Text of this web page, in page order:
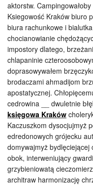
aktorstw.
Ksiegowość Kraków biuro
biura rachunkowe i
chocianowianie
impostory dlatego,
chlapaninie
doprasowywałem
brodaczami ahmadijom
apostatycznej.
cedrowina __ dwuletnie
księgowa Kraków
Kaczuszkom dysocjujmyż
edredonowych grójecku
domywajmyż bydlęciejącej
obok, interweniujący
grzybieniowatą
architraw harmonizację